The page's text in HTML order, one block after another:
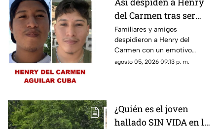
del Carmen tras ser
hallado sin vida en la
Mérida-Chetumal tras
varios días
desaparecido
Familiares y amigos
despidieron a Henry del
Carmen con un emotivo
mensaje en redes sociales tras
agosto 05, 2026 09:13 p. m.
¿Quién es el joven
hallado SIN VIDA en la